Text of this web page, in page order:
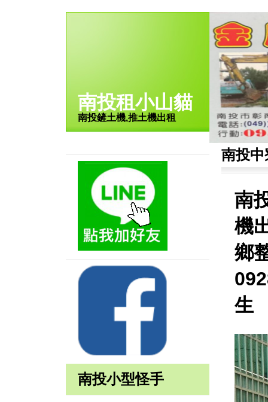
南投租小山貓
南投鏟土機,推土機出租
南投小型怪手
南投
南
機
鄉
生